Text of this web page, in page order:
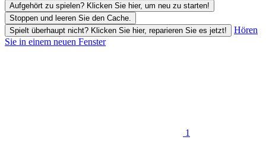
Aufgehört zu spielen? Klicken Sie hier, um neu zu starten!
Stoppen und leeren Sie den Cache.
Spielt überhaupt nicht? Klicken Sie hier, reparieren Sie es jetzt!
Hören
Sie in einem neuen Fenster
1